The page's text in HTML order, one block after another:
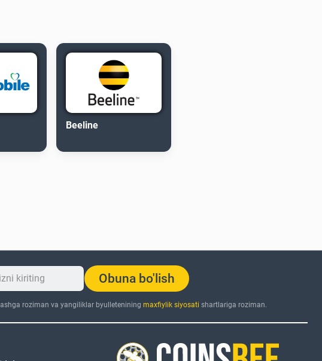
Beeline
Obuna bo'lish
roziman va yangiliklar byulletenining maxfiylik siyosati shartlariga roziman.